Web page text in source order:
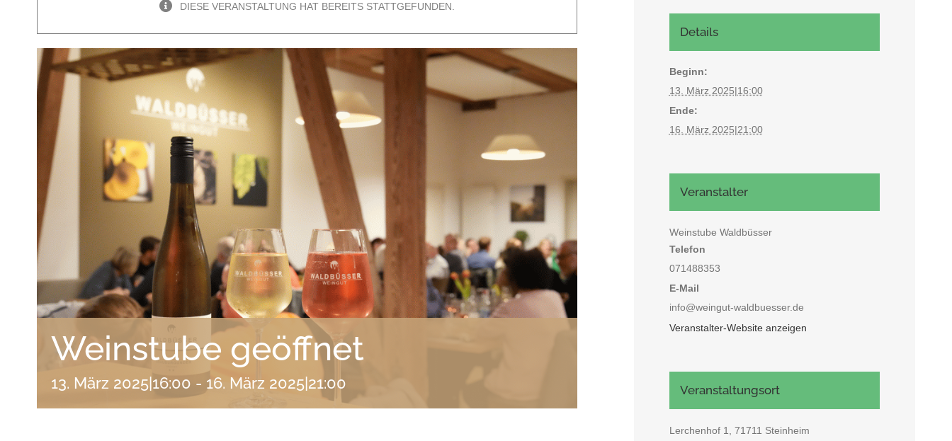
DIESE VERANSTALTUNG HAT BEREITS STATTGEFUNDEN.
Weinstube geöffnet
13. März 2025|16:00 - 16. März 2025|21:00
Details
Beginn:
13. März 2025|16:00
Ende:
16. März 2025|21:00
Veranstalter
Weinstube Waldbüsser
Telefon
071488353
E-Mail
info@weingut-waldbuesser.de
Veranstalter-Website anzeigen
Veranstaltungsort
Lerchenhof 1, 71711 Steinheim